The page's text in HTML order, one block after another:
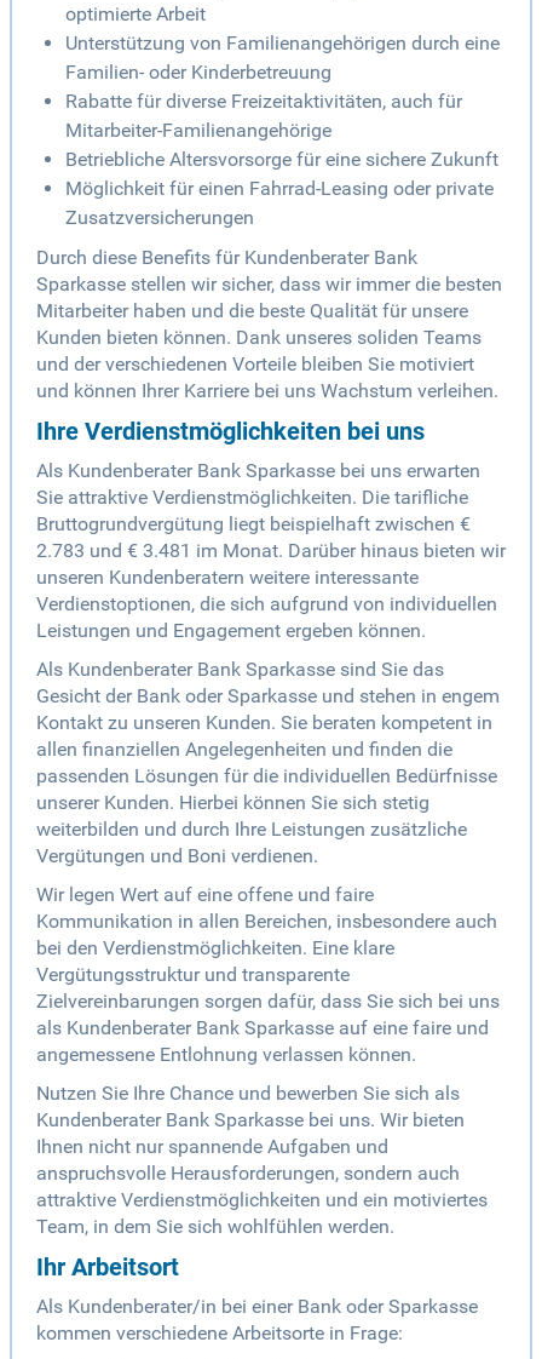
optimierte Arbeit
Unterstützung von Familienangehörigen durch eine
Familien- oder Kinderbetreuung
Rabatte für diverse Freizeitaktivitäten, auch für
Mitarbeiter-Familienangehörige
Betriebliche Altersvorsorge für eine sichere Zukunft
Möglichkeit für einen Fahrrad-Leasing oder private
Zusatzversicherungen
Durch diese Benefits für Kundenberater Bank
Sparkasse stellen wir sicher, dass wir immer die besten
Mitarbeiter haben und die beste Qualität für unsere
Kunden bieten können. Dank unseres soliden Teams
und der verschiedenen Vorteile bleiben Sie motiviert
und können Ihrer Karriere bei uns Wachstum verleihen.
Ihre Verdienstmöglichkeiten bei uns
Als Kundenberater Bank Sparkasse bei uns erwarten
Sie attraktive Verdienstmöglichkeiten. Die tarifliche
Bruttogrundvergütung liegt beispielhaft zwischen €
2.783 und € 3.481 im Monat. Darüber hinaus bieten wir
unseren Kundenberatern weitere interessante
Verdienstoptionen, die sich aufgrund von individuellen
Leistungen und Engagement ergeben können.
Als Kundenberater Bank Sparkasse sind Sie das
Gesicht der Bank oder Sparkasse und stehen in engem
Kontakt zu unseren Kunden. Sie beraten kompetent in
allen finanziellen Angelegenheiten und finden die
passenden Lösungen für die individuellen Bedürfnisse
unserer Kunden. Hierbei können Sie sich stetig
weiterbilden und durch Ihre Leistungen zusätzliche
Vergütungen und Boni verdienen.
Wir legen Wert auf eine offene und faire
Kommunikation in allen Bereichen, insbesondere auch
bei den Verdienstmöglichkeiten. Eine klare
Vergütungsstruktur und transparente
Zielvereinbarungen sorgen dafür, dass Sie sich bei uns
als Kundenberater Bank Sparkasse auf eine faire und
angemessene Entlohnung verlassen können.
Nutzen Sie Ihre Chance und bewerben Sie sich als
Kundenberater Bank Sparkasse bei uns. Wir bieten
Ihnen nicht nur spannende Aufgaben und
anspruchsvolle Herausforderungen, sondern auch
attraktive Verdienstmöglichkeiten und ein motiviertes
Team, in dem Sie sich wohlfühlen werden.
Ihr Arbeitsort
Als Kundenberater/in bei einer Bank oder Sparkasse
kommen verschiedene Arbeitsorte in Frage: